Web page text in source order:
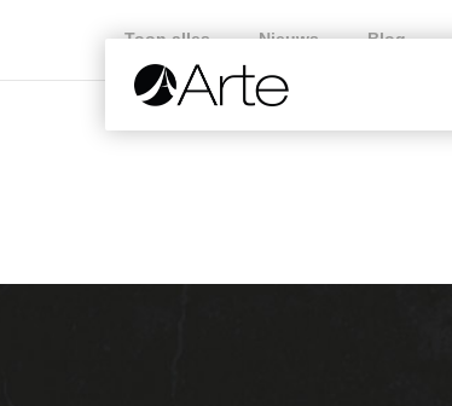
Toon alles Nieuws Blog